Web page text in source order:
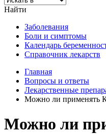
Найти
Заболевания
Боли и симптомы
Календарь
Справочник лекарств
Главная
Вопросы и ответы
Лекарственные
Можно ли применять
Можно ли